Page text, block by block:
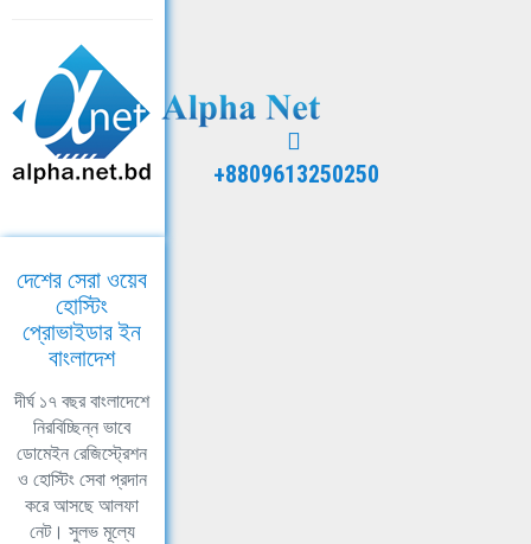
+8809613250250
দেশের সেরা ওয়েব
হোস্টিং
প্রোভাইডার ইন
বাংলাদেশ
দীর্ঘ ১৭ বছর বাংলাদেশে
নিরবিচ্ছিন্ন ভাবে
ডোমেইন রেজিস্ট্রেশন
ও হোস্টিং সেবা প্রদান
করে আসছে আলফা
নেট। সুলভ মূল্যে